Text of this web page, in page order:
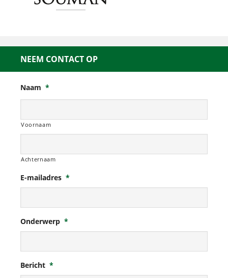
NEEM CONTACT OP
Naam *
Voornaam
Achternaam
E-mailadres *
Onderwerp *
Bericht *